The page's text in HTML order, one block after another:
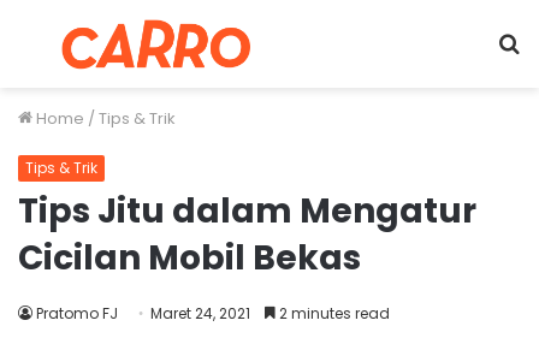
Menu
Home /Tips & Trik
Tips & Trik
Tips Jitu dalam Mengatur
Cicilan Mobil Bekas
Pratomo FJ Maret 24, 2021 2 minutes read